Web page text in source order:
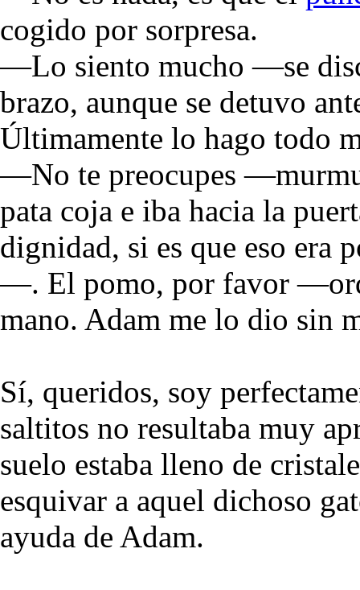
cogido por sorpresa.
—Lo siento mucho —se
brazo, aunque se detuvo
Últimamente lo hago todo
—No te preocupes
pata coja e iba hacia la
dignidad, si es que eso era
—. El pomo, por favor
mano. Adam me lo dio sin
Sí, queridos, soy
saltitos no resultaba muy
suelo estaba lleno de
esquivar a aquel dichoso
ayuda de Adam.